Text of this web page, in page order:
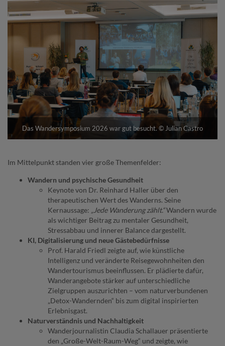
Das Wandersymposium 2026 war gut besucht. © Julian Castro
Im Mittelpunkt standen vier große Themenfelder:
Wandern und psychische Gesundheit
Keynote von Dr. Reinhard Haller über den
therapeutischen Wert des Wanderns. Seine
Kernaussage: „Jede Wanderung zählt.“Wandern wurde
als wichtiger Beitrag zu mentaler Gesundheit,
Stressabbau und innerer Balance dargestellt.
KI, Digitalisierung und neue Gästebedürfnisse
Prof. Harald Friedl zeigte auf, wie künstliche
Intelligenz und veränderte Reisegewohnheiten den
Wandertourismus beeinflussen. Er plädierte dafür,
Wanderangebote stärker auf unterschiedliche
Zielgruppen auszurichten – vom naturverbundenen
„Detox-Wandernden“ bis zum digital inspirierten
Erlebnisgast.
Naturverständnis und Nachhaltigkeit
Wanderjournalistin Claudia Schallauer präsentierte
den „Große-Welt-Raum-Weg“ und zeigte, wie